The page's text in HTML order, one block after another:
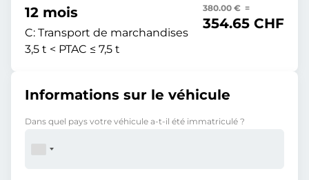
12 mois
C: Transport de marchandises
3,5 t < PTAC ≤ 7,5 t
380.00 € =
354.65 CHF
Informations sur le véhicule
Dans quel pays votre véhicule a-t-il été immatriculé ?